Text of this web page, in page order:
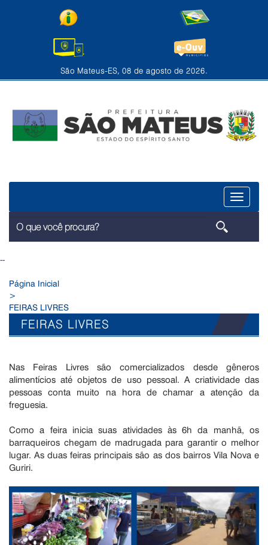
São Mateus-ES, 08 de agosto de 2026.
Menu
--
Página Inicial
>
FEIRAS LIVRES
FEIRAS LIVRES
Nas Feiras Livres são comercializados desde gêneros
alimentícios até objetos de uso pessoal. A criatividade das
pessoas conta muito na hora de chamar a atenção da
freguesia.
Como a feira inicia suas atividades às 6h da manhã, os
barraqueiros chegam de madrugada para garantir o melhor
lugar. As duas feiras principais são as dos bairros Vila Nova e
Guriri.